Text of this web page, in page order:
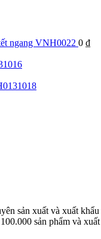
ngang VNH0022 0 ₫
sản xuất và xuất
sản phẩm và